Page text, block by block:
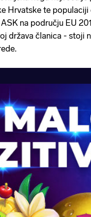
Hrvatske te
na području EU
država članica - stoji